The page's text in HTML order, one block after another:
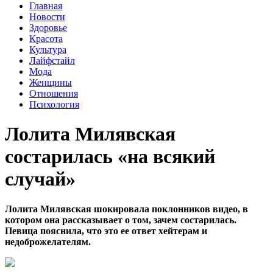
меню
Главная
Новости
Здоровье
Красота
Культура
Лайфстайл
Мода
Женщины
Отношения
Психология
Лолита Милявская
состарилась «на всякий
случай»
Лолита Милявская шокировала поклонников видео, в
котором она рассказывает о том, зачем состарилась.
Певица пояснила, что это ее ответ хейтерам и
недоброжелателям.